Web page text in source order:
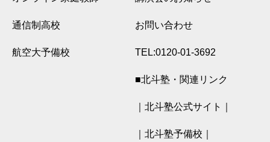
通信制高校
航空大予備校
お問い合わせ
TEL:0120-01-3692
■北斗塾・関連リンク
｜北斗塾公式サイト｜
｜北斗塾予備校｜